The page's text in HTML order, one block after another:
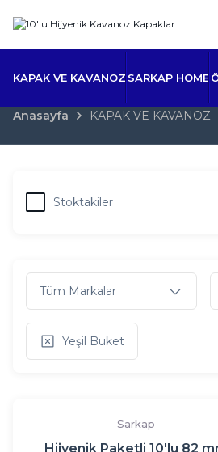
KAPAK VE KAVANOZ SARKAP HOME
Anasayfa KAPAK VE KAVANOZ
Stoktakiler
Tüm Markalar
Yeşil Buket
Sarkap
Hijyenik Paketli 10'lu 82